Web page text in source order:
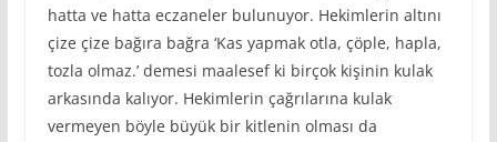
hatta ve hatta eczaneler bulunuyor. Hekimlerin altını
çize çize bağıra bağra ‘Kas yapmak otla, çöple, hapla,
tozla olmaz.’ demesi maalesef ki birçok kişinin kulak
arkasında kalıyor. Hekimlerin çağrılarına kulak
vermeyen böyle büyük bir kitlenin olması da